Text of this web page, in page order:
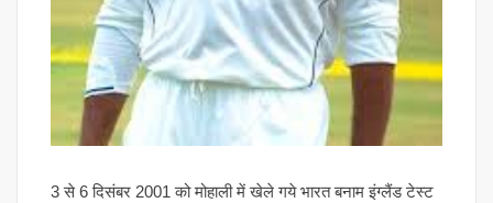
3 से 6 दिसंबर 2001 को मोहाली में खेले गये भारत बनाम इंग्लैंड टेस्ट